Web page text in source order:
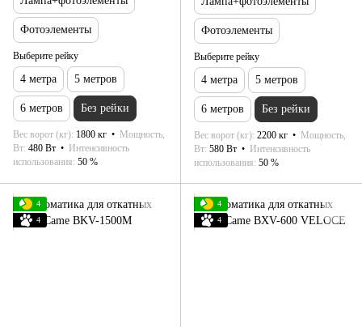
Фотоэлементы
Выберите рейку
4 метра 5 метров
6 метров Без рейки
Вес ворот (кг) 1800 кг
Мощность,
Вт 480 Вт
Интенсивность
использования 50 %
Фотоэлементы
Выберите рейку
4 метра 5 метров
6 метров Без рейки
Вес ворот (кг) 2200 кг
Мощность,
Вт 580 Вт
Интенсивность
использования 50 %
4
4
4
4